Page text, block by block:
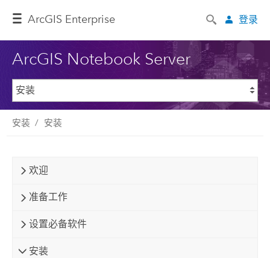
ArcGIS Enterprise 登录
ArcGIS Notebook Server
安装 安装
欢迎
准备工作
设置必备软件
安装